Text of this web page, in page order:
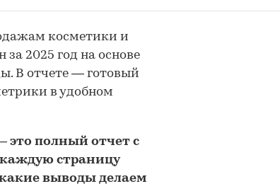
косметики и
2025 год на основе
В отчете — готовый
в удобном
– это полный отчет с
страницу
выводы делаем